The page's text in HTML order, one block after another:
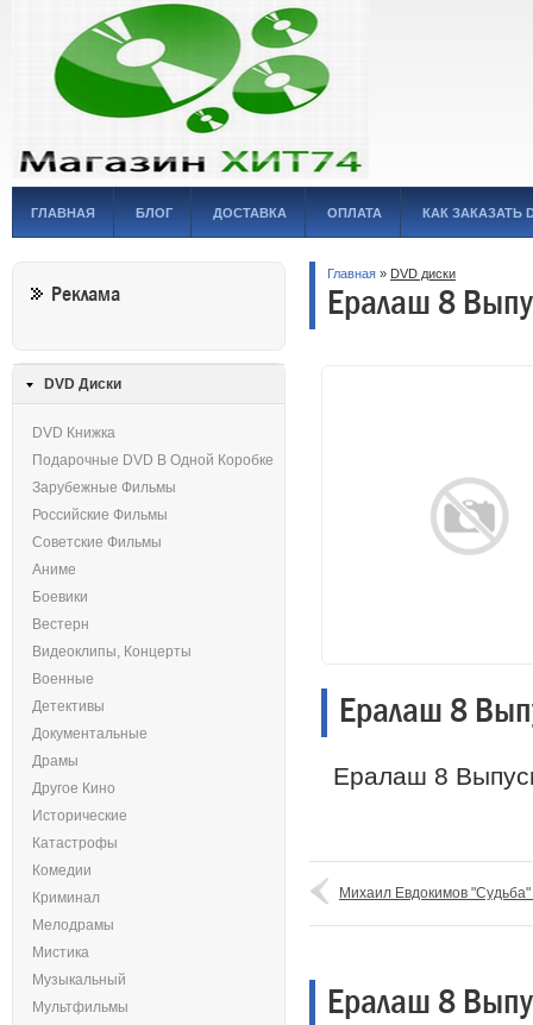
ГЛАВНАЯ БЛОГ ДОСТАВКА ОПЛАТА КАК ЗАКАЗАТЬ
Главная » DVD диски
Ералаш 8
Ералаш 8
Ералаш 8
Михаил Евдокимов
Ералаш 8
Реклама
DVD Диски
DVD Книжка
Подарочные DVD В Одной Коробке
Зарубежные Фильмы
Российские Фильмы
Советские Фильмы
Аниме
Боевики
Вестерн
Видеоклипы, Концерты
Военные
Детективы
Документальные
Драмы
Другое Кино
Исторические
Катастрофы
Комедии
Криминал
Мелодрамы
Мистика
Музыкальный
Мультфильмы